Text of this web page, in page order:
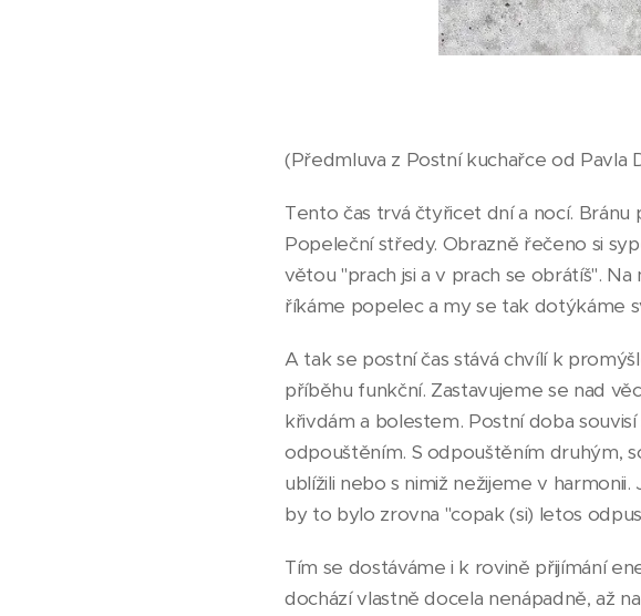
(Předmluva z Postní kuchařce od Pavla
Tento čas trvá čtyřicet dní a nocí.
Popeleční středy. Obrazně řečeno si
větou "prach jsi a v prach se obrátíš".
říkáme popelec a my se tak dotýkáme
A tak se postní čas stává chvílí k
příběhu funkční. Zastavujeme se nad
křivdám a bolestem. Postní doba
odpouštěním. S odpouštěním druhým,
ublížili nebo s nimiž nežijeme v
by to bylo zrovna "copak (si) letos
Tím se dostáváme i k rovině přijímání
dochází vlastně docela nenápadně, až